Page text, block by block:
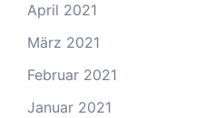
April 2021
März 2021
Februar 2021
Januar 2021